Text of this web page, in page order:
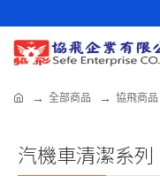
全部商品 協飛商品
汽機車清潔系列